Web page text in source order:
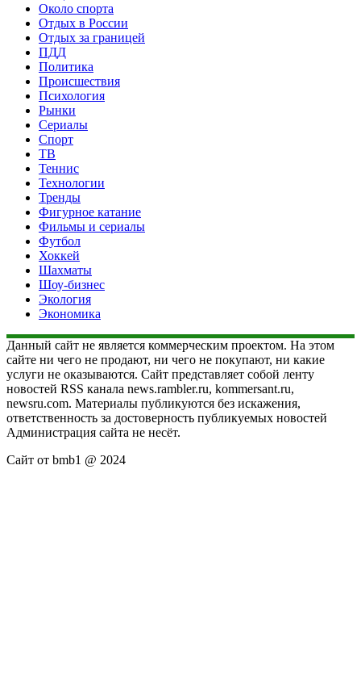
Около спорта
Отдых в России
Отдых за границей
ПДД
Политика
Происшествия
Психология
Рынки
Сериалы
Спорт
ТВ
Теннис
Технологии
Тренды
Фигурное катание
Фильмы и сериалы
Футбол
Хоккей
Шахматы
Шоу-бизнес
Экология
Экономика
Данный сайт не является коммерческим проектом. На этом
сайте ни чего не продают, ни чего не покупают, ни какие
услуги не оказываются. Сайт представляет собой ленту
новостей RSS канала news.rambler.ru, kommersant.ru,
newsru.com. Материалы публикуются без искажения,
ответственность за достоверность публикуемых новостей
Администрация сайта не несёт.
Сайт от bmb1 @ 2024